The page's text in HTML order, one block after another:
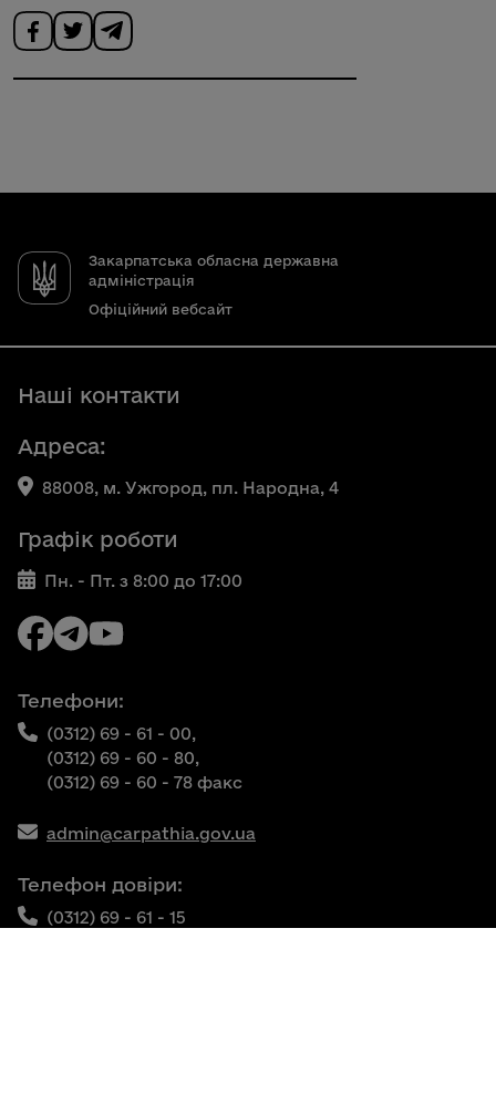
Закарпатська обласна державна
адміністрація
Офіційний вебсайт
Наші контакти
Адреса:
88008, м. Ужгород, пл. Народна, 4
Графік роботи
Пн. - Пт. з 8:00 до 17:00
Телефони:
(0312) 69 - 61 - 00,
(0312) 69 - 60 - 80,
(0312) 69 - 60 - 78 факс
admin@carpathia.gov.ua
Телефон довіри:
(0312) 69 - 61 - 15